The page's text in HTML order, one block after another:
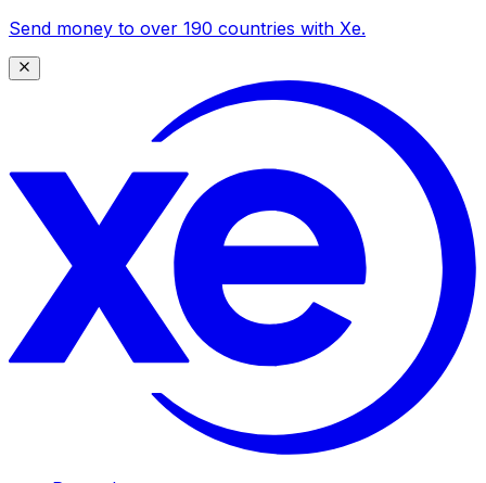
Send money to over 190 countries with Xe.